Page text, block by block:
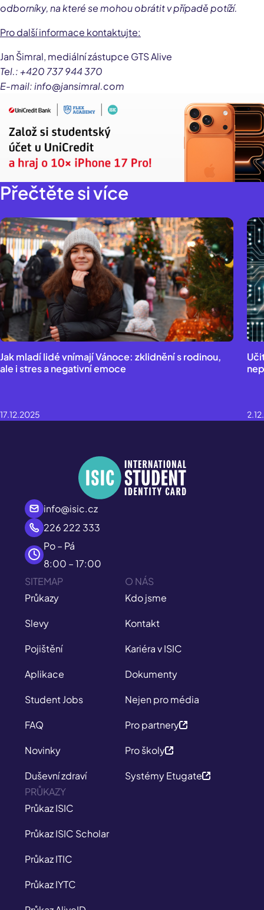
odborníky, na které se mohou obrátit v případě potíží.
Pro další informace kontaktujte:
Jan Šimral, mediální zástupce GTS Alive
Tel.: +420 737 944 370
E-mail: info@jansimral.com
Přečtěte si více
Jak mladí lidé vnímají Vánoce: zklidnění s rodinou,
ale i stres a negativní emoce
17.12.2025
info@isic.cz
226 222 333
Po – Pá
8:00 – 17:00
SITEMAP
Průkazy
Slevy
Pojištění
Aplikace
Student Jobs
FAQ
Novinky
Duševní zdraví
O NÁS
Kdo jsme
Kontakt
Kariéra v ISIC
Dokumenty
Nejen pro média
Pro partnery
Pro školy
Systémy Etugate
PRŮKAZY
Průkaz ISIC
Průkaz ISIC Scholar
Průkaz ITIC
Průkaz IYTC